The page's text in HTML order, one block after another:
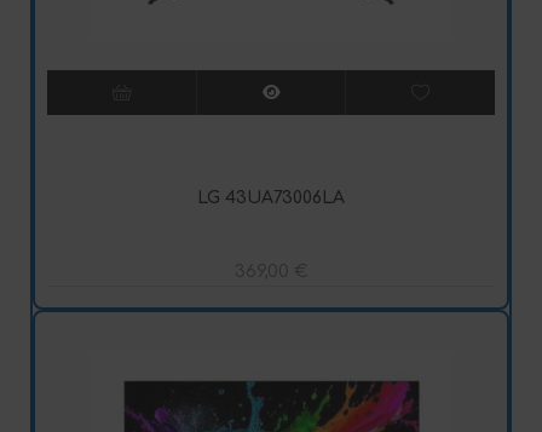
LG 43UA73006LA
369,00 €